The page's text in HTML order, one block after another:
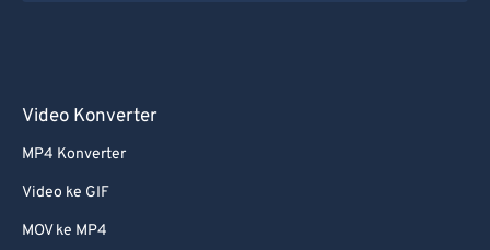
Video Konverter
MP4 Konverter
Video ke GIF
MOV ke MP4